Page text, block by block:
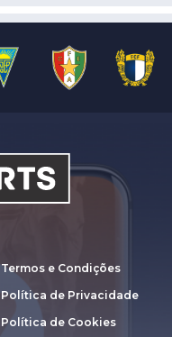
Termos e Condições
Política de Privacidade
Política de Cookies